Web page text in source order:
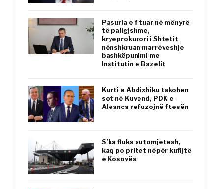
Pasuria e fituar në mënyrë
të paligjshme,
kryeprokurori i Shtetit
nënshkruan marrëveshje
bashkëpunimi me
Institutin e Bazelit
Kurti e Abdixhiku takohen
sot në Kuvend, PDK e
Aleanca refuzojnë ftesën
S’ka fluks automjetesh,
kaq po pritet nëpër kufijtë
e Kosovës